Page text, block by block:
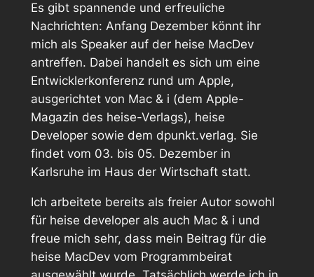
Es gibt spannende und erfreuliche
Nachrichten: Anfang Dezember könnt ihr
mich als Speaker auf der heise MacDev
antreffen. Dabei handelt es sich um eine
Entwicklerkonferenz rund um Apple,
ausgerichtet von Mac & i (dem Apple-
Magazin des heise-Verlags), heise
Developer sowie dem dpunkt.verlag. Sie
findet vom 03. bis 05. Dezember in
Karlsruhe im Haus der Wirtschaft statt.
Ich arbeitete bereits als freier Autor sowohl
für heise developer als auch Mac & i und
freue mich sehr, dass mein Beitrag für die
heise MacDev vom Programmbeirat